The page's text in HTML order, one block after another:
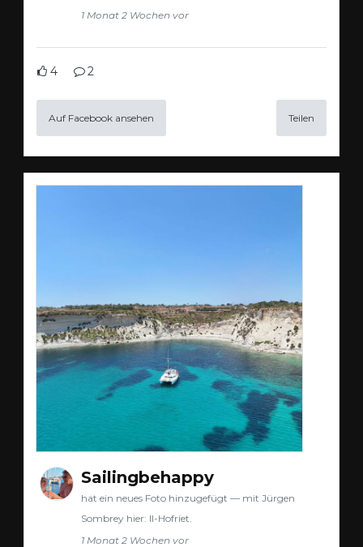
1 Monat 2 Wochen vor
4 2
Auf Facebook ansehen Teilen
Sailingbehappy
hat ein neues Foto hinzugefügt — mit Jürgen
Sombrey hier: Il-Hofriet.
1 Monat 2 Wochen vor